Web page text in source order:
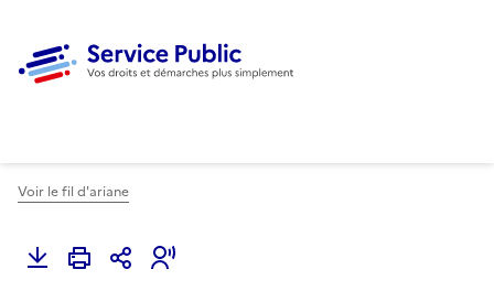
Voir le fil d'ariane